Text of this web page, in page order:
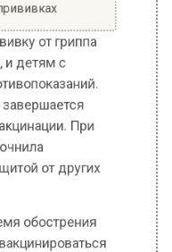
от гриппа
и детям с
завершается
При
от других
обострения